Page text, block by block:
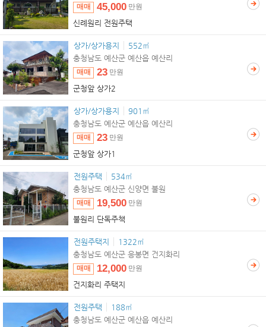
신례원리 전원주택
매매 45,000 만원
상가/상가용지 552㎡
군청앞 상가2
매매 23 만원
충청남도 예산군 예산읍 예산리
상가/상가용지 901㎡
군청앞 상가1
매매 23 만원
충청남도 예산군 예산읍 예산리
전원주택 534㎡
불원리 단독주책
매매 19,500 만원
충청남도 예산군 신양면 불원
전원주택지 1322㎡
건지화리 주택지
매매 12,000 만원
충청남도 예산군 응봉면 건지화리
전원주택 188㎡
충청남도 예산군 예산읍 예산리